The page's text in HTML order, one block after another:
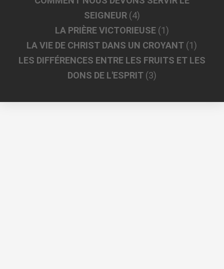
SEIGNEUR(4)
LA PRIÈRE VICTORIEUSE(1)
LA VIE DE CHRIST DANS UN CROYANT (1)
LES DIFFÉRENCES ENTRE LES FRUITS ET LES
DONS DE L'ESPRIT(3)